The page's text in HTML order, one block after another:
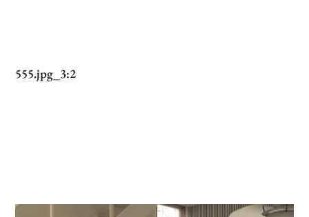
555.jpg_3:2